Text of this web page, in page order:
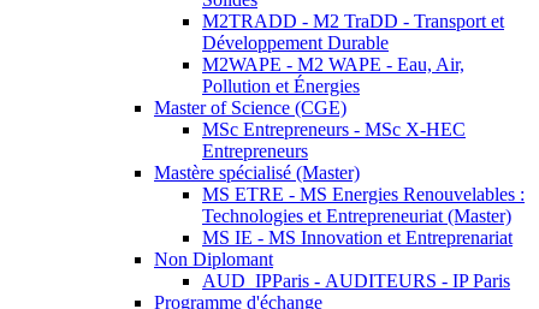
M2TRADD - M2 TraDD - Transport et
Développement Durable
M2WAPE - M2 WAPE - Eau, Air,
Pollution et Énergies
Master of Science (CGE)
MSc Entrepreneurs - MSc X-HEC
Entrepreneurs
Mastère spécialisé (Master)
MS ETRE - MS Energies Renouvelables :
Technologies et Entrepreneuriat (Master)
MS IE - MS Innovation et Entreprenariat
Non Diplomant
AUD_IPParis - AUDITEURS - IP Paris
Programme d'échange